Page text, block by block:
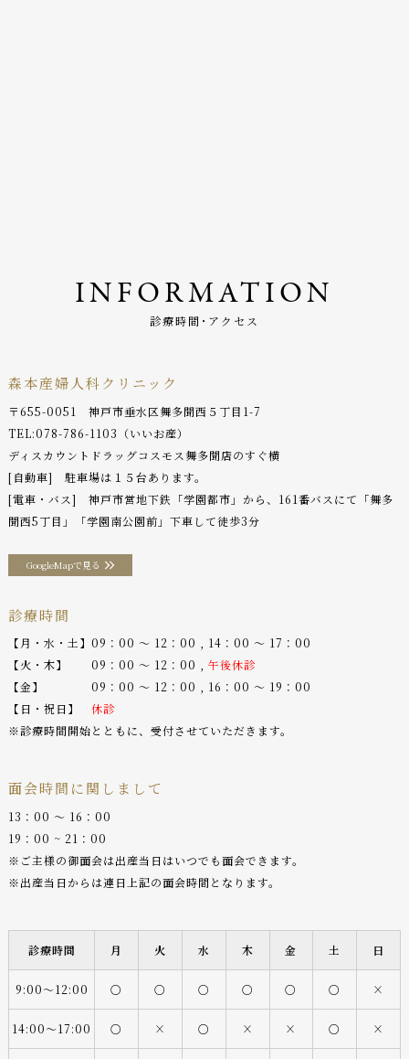
INFORMATION
診療時間･アクセス
森本産婦人科クリニック
〒655-0051 神戸市垂水区舞多聞西５丁目1-7
TEL:078-786-1103 （いいお産）
ディスカウントドラッグコスモス舞多聞店のすぐ横
[自動車] 駐車場は１５台あります。
[電車・バス] 神戸市営地下鉄「学園都市」から、161番バスにて「舞多
聞西5丁目」「学園南公園前」下車して徒歩3分
GoogleMapで見る
診療時間
【月・水・土】09：00 〜 12：00 , 14：00 〜 17：00
【火・木】 09：00 〜 12：00 , 午後休診
【金】 09：00 〜 12：00 , 16：00 〜 19：00
【日・祝日】 休診
※診療時間開始とともに、受付させていただきます。
面会時間に関しまして
13：00 〜 16：00
19：00 ~ 21：00
※ご主様の御面会は出産当日はいつでも面会できます。
※出産当日からは連日上記の面会時間となります。
診療時間 月 火 水 木 金 土 日
9:00〜12:00 ○ ○ ○ ○ ○ ○ ×
14:00〜17:00 ○ × ○ × × ○ ×